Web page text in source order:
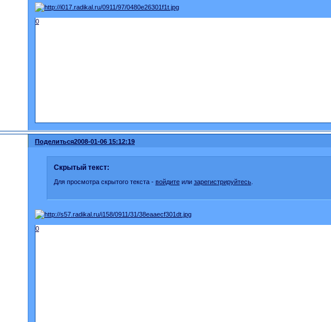
0
Поделиться2008-01-06 15:12:19
Скрытый текст:
Для просмотра скрытого текста - войдитеили зарегистрируйтесь.
0